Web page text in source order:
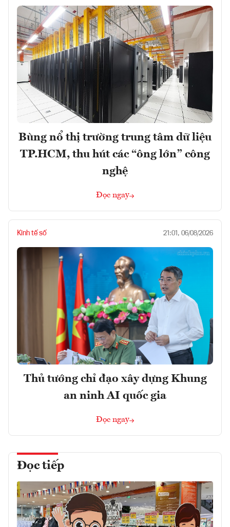
Bùng nổ thị trường trung tâm dữ liệu
TP.HCM, thu hút các “ông lớn” công
nghệ
Đọc ngay
Kinh tế số 21:01, 06/08/2026
Thủ tướng chỉ đạo xây dựng Khung
an ninh AI quốc gia
Đọc ngay
Đọc tiếp